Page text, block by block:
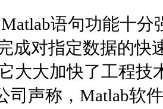
语句功能十
成对指定数据的快
大大加快了工程技
司声称，Matlab软